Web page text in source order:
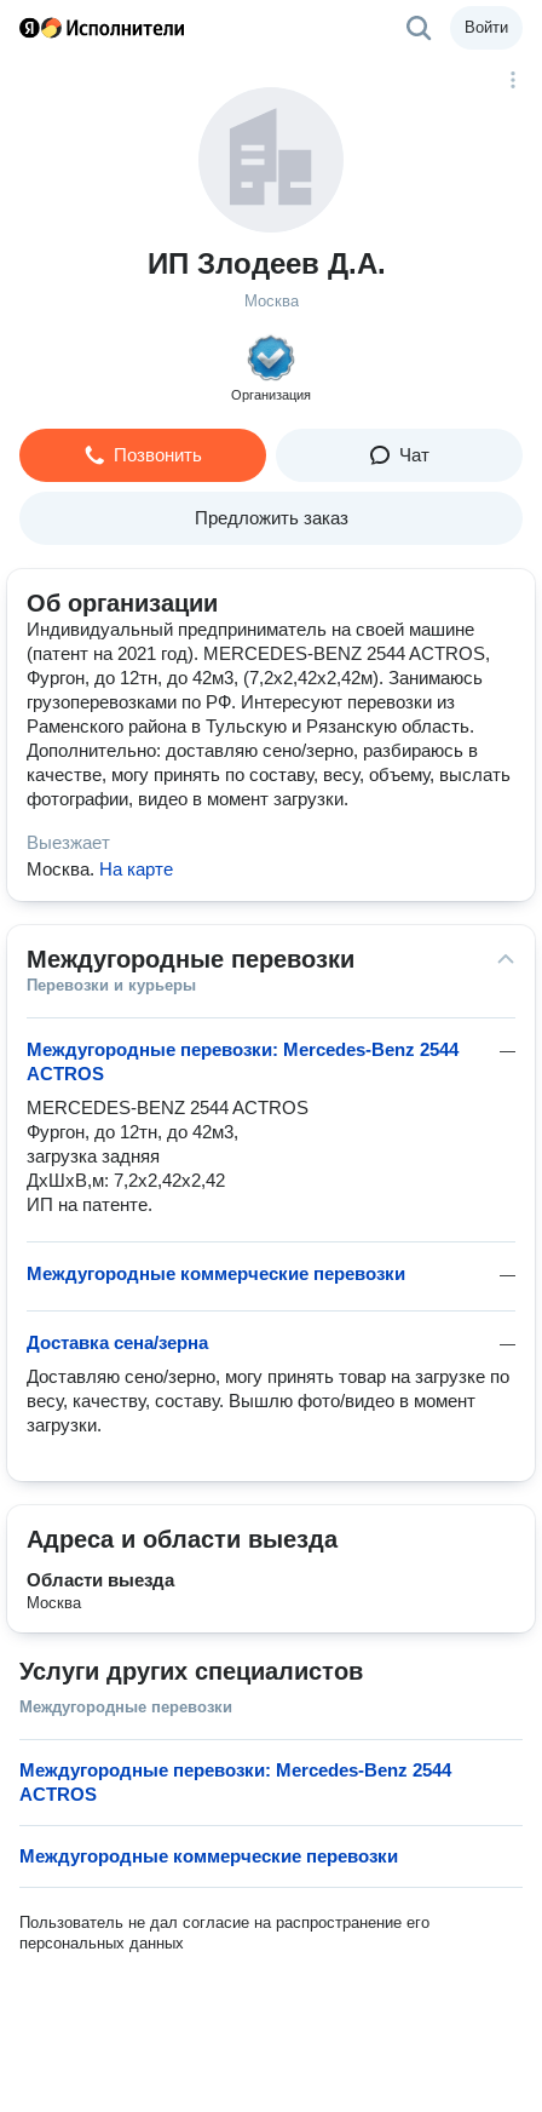
Войти
ИП Злодеев Д.А.
Москва
Организация
Позвонить Чат
Предложить заказ
Об организации
Индивидуальный предприниматель на своей машине
(патент на 2021 год). MERCEDES-BENZ 2544 ACTROS,
Фургон, до 12тн, до 42м3, (7,2х2,42х2,42м). Занимаюсь
грузоперевозками по РФ. Интересуют перевозки из
Раменского района в Тульскую и Рязанскую область.
Дополнительно: доставляю сено/зерно, разбираюсь в
качестве, могу принять по составу, весу, объему, выслать
фотографии, видео в момент загрузки.
Выезжает
Москва. На карте
Междугородные перевозки
Перевозки и курьеры
—
Междугородные перевозки: Mercedes-Benz 2544
ACTROS
MERCEDES-BENZ 2544 ACTROS
Фургон, до 12тн, до 42м3,
загрузка задняя
ДхШхВ,м: 7,2х2,42х2,42
ИП на патенте.
—
Междугородные коммерческие перевозки
—
Доставка сена/зерна
Доставляю сено/зерно, могу принять товар на загрузке по
весу, качеству, составу. Вышлю фото/видео в момент
загрузки.
Адреса и области выезда
Области выезда
Москва
Услуги других специалистов
Междугородные перевозки
Междугородные перевозки: Mercedes-Benz 2544
ACTROS
Междугородные коммерческие перевозки
Пользователь не дал согласие на распространение его
персональных данных